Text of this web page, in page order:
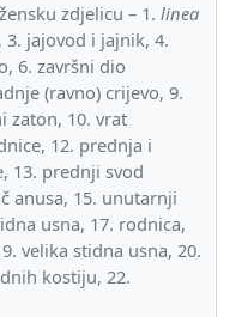
zdjelicu – 1. linea
jajovod i jajnik, 4.
6. završni dio
(ravno) crijevo, 9.
zaton, 10. vrat
12. prednja i
13. prednji svod
anusa, 15. unutarnji
usna, 17. rodnica,
velika stidna usna, 20.
kostiju, 22.